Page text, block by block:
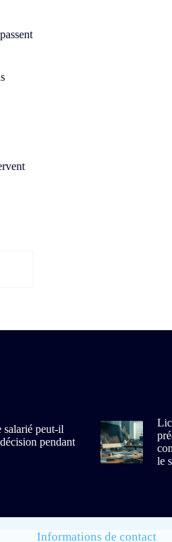
salarié peut-il
pendant
le
Informations de contact